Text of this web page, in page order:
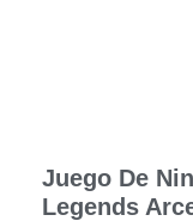
Juego De
Legends